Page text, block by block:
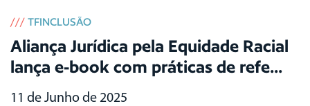
/// TFINCLUSÃO
Aliança Jurídica pela Equidade Racial
lança e-book com práticas de refe...
11 de Junho de 2025